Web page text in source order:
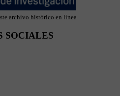
archivo histórico en línea
SOCIALES